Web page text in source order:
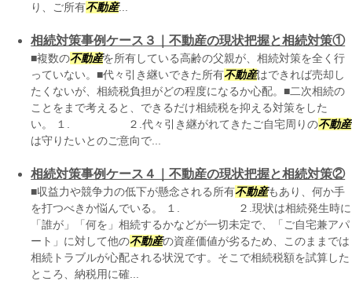
り、ご所有不動産...
相続対策事例ケース３｜不動産の現状把握と相続対策①
■複数の不動産を所有している高齢の父親が、相続対策を全く行
っていない。■代々引き継いできた所有不動産はできれば売却し
たくないが、相続税負担がどの程度になるか心配。■二次相続の
ことをまで考えると、できるだけ相続税を抑える対策をした
い。 １. ２.代々引き継がれてきたご自宅周りの不動産
は守りたいとのご意向で...
相続対策事例ケース４｜不動産の現状把握と相続対策②
■収益力や競争力の低下が懸念される所有不動産もあり、何か手
を打つべきか悩んでいる。 １. ２.現状は相続発生時に
「誰が」「何を」相続するかなどが一切未定で、「ご自宅兼アパ
ート」に対して他の不動産の資産価値が劣るため、このままでは
相続トラブルが心配される状況です。そこで相続税額を試算した
ところ、納税用に確...